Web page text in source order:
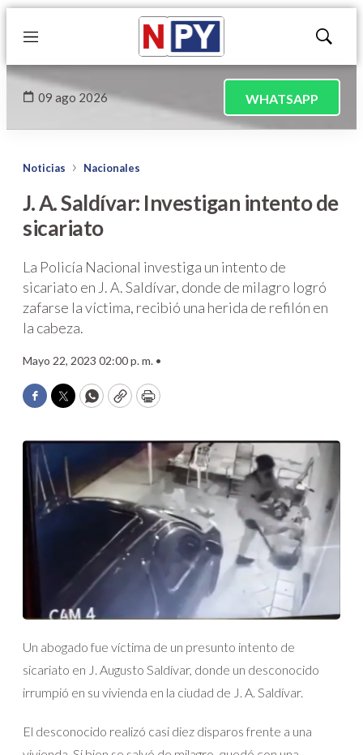
Menú
Mostrar
09 ago 2026 WHATSAPP
Noticias Nacionales
J. A. Saldívar: Investigan intento de
sicariato
La Policía Nacional investiga un intento de
sicariato en J. A. Saldívar, donde de milagro logró
zafarse la víctima, recibió una herida de refilón en
la cabeza.
Mayo 22, 2023 02:00 p. m. •
Facebook
TwitterWhatsApp
CopyPrint
Un abogado fue víctima de un presunto intento de
sicariato en J. Augusto Saldívar, donde un desconocido
irrumpió en su vivienda en la ciudad de J. A. Saldívar.
El desconocido realizó casi diez disparos frente a una